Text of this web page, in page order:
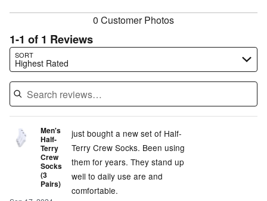
0 Customer Photos
1-1 of 1 Reviews
SORT
Highest Rated
Search reviews…
Men's
Half-
Terry
Crew
Socks
(3
Pairs)
just bought a new set of Half-
Terry Crew Socks. Been using
them for years. They stand up
well to daily use are and
comfortable.